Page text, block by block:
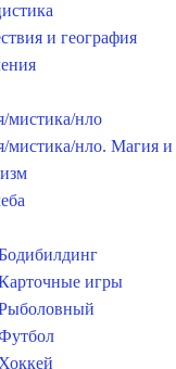
и география
мистика/нло
мистика/нло. Магия и
игры